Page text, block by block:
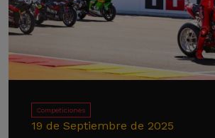
Competiciones
19 de Septiembre de 2025